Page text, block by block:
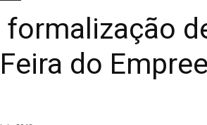
formalização
do